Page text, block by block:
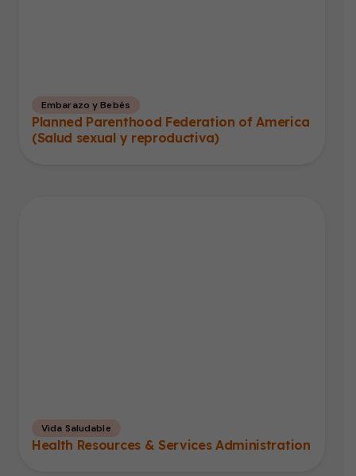
Embarazo y Bebés
Planned Parenthood Federation of America
(Salud sexual y reproductiva)
Vida Saludable
Health Resources & Services Administration